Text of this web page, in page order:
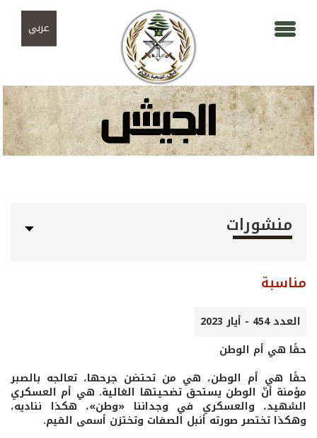
عربي
منشورات
مناسبة
العدد 454 - أيار 2023
حقًا هي أم الوطن
حقًا هي أم الوطن، هي من تحتضن جرحها، تعالجه بالصبر
مؤمنة أنّ الوطن يستحق تضحيتها الغالية. هي أم العسكري
الشهيد، والعسكري في وجداننا «وطن»، هكذا نناديه،
وهكذا تختصر صورته أنبل الصفات وتختزن أسمى القيم.